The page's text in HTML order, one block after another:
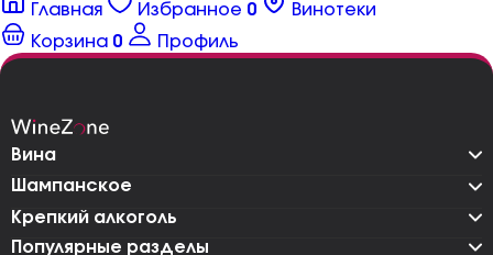
Главная Избранное 0
Винотеки
Корзина 0 Профиль
Вина
Шампанское
Крепкий алкоголь
Популярные разделы